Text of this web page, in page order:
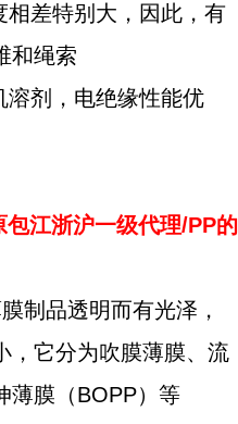
相差特别大，因此，有
和绳索
溶剂，电绝缘性能优
包江浙沪一级代理/PP的
制品透明而有光泽，
，它分为吹膜薄膜、流
薄膜（BOPP）等